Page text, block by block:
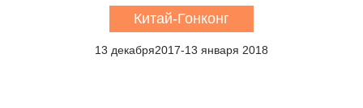
Китай-Гонконг
13 декабря2017-13 января 2018